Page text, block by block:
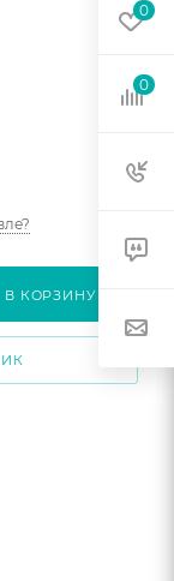
В КОРЗИНУ
0
0